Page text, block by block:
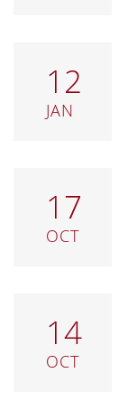
12
JAN
17
OCT
14
OCT